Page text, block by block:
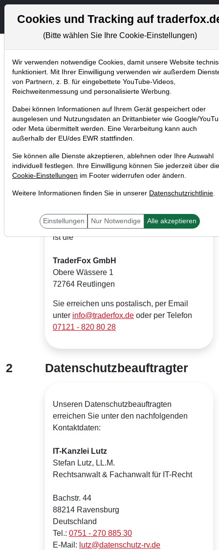
Aktien- und
Home Datenschutz
(Informationspflichten nach
Art. 13 DSGVO)
1
Name und Kontaktdaten des
Verantwortlichen
Verantwortlicher für die Datenverarbeitung
ist die
TraderFox GmbH
Obere Wässere 1
72764 Reutlingen
Sie erreichen uns postalisch, per Email
unter info@traderfox.de oder per Telefon
07121 - 820 80 28
2 Datenschutzbeauftragter
Unseren Datenschutzbeauftragten
erreichen Sie unter den nachfolgenden
Kontaktdaten:
IT-Kanzlei Lutz
Stefan Lutz, LL.M.
Rechtsanwalt & Fachanwalt für IT-Recht
Bachstr. 44
88214 Ravensburg
Deutschland
Tel.: 0751 - 270 885 30
E-Mail: lutz@datenschutz-rv.de
Cookies und Tracking auf
(Bitte wählen Sie Ihre Cookie-Einstellungen)
Wir verwenden notwendige Cookies, damit unsere Website
funktioniert. Mit Ihrer Einwilligung verwenden wir außerdem
von Partnern, z. B. für eingebettete YouTube-Videos,
Reichweitenmessung und personalisierte Werbung.
Dabei können Informationen auf Ihrem Gerät gespeichert oder
ausgelesen und Nutzungsdaten an Drittanbieter wie Google/
oder Meta übermittelt werden. Eine Verarbeitung kann auch
außerhalb der EU/des EWR stattfinden.
Sie können alle Dienste akzeptieren, ablehnen oder Ihre Auswahl
individuell festlegen. Ihre Einwilligung können Sie jederzeit über die
Cookie-Einstellungen im Footer widerrufen oder ändern.
Weitere Informationen finden Sie in unserer Datenschutzrichtlinie.
Einstellungen Nur Notwendige Alle akzeptieren